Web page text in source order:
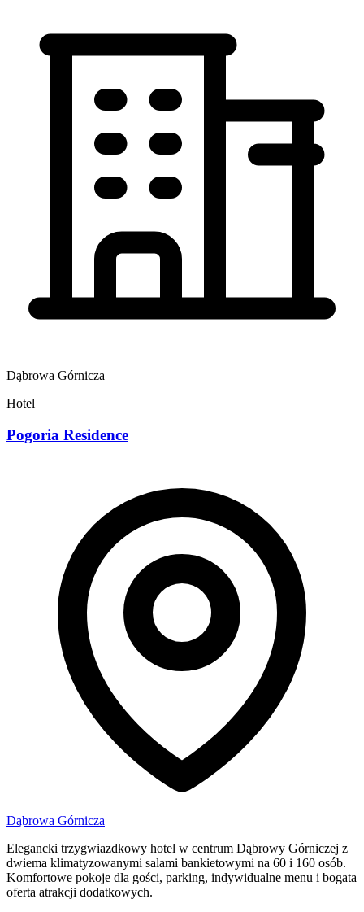
Dąbrowa Górnicza
Hotel
Pogoria Residence
Dąbrowa Górnicza
Elegancki trzygwiazdkowy hotel w centrum Dąbrowy Górniczej z
dwiema klimatyzowanymi salami bankietowymi na 60 i 160 osób.
Komfortowe pokoje dla gości, parking, indywidualne menu i bogata
oferta atrakcji dodatkowych.